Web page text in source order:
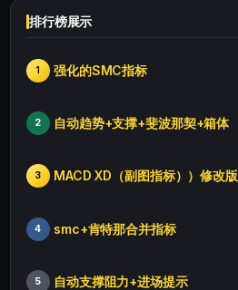
排行榜展示
1 强化的SMC指标
2 自动趋势+支撑+斐波那契+箱体
3 MACD XD（副图指标））修改版
4 smc+肯特那合并指标
5 自动支撑阻力+进场提示